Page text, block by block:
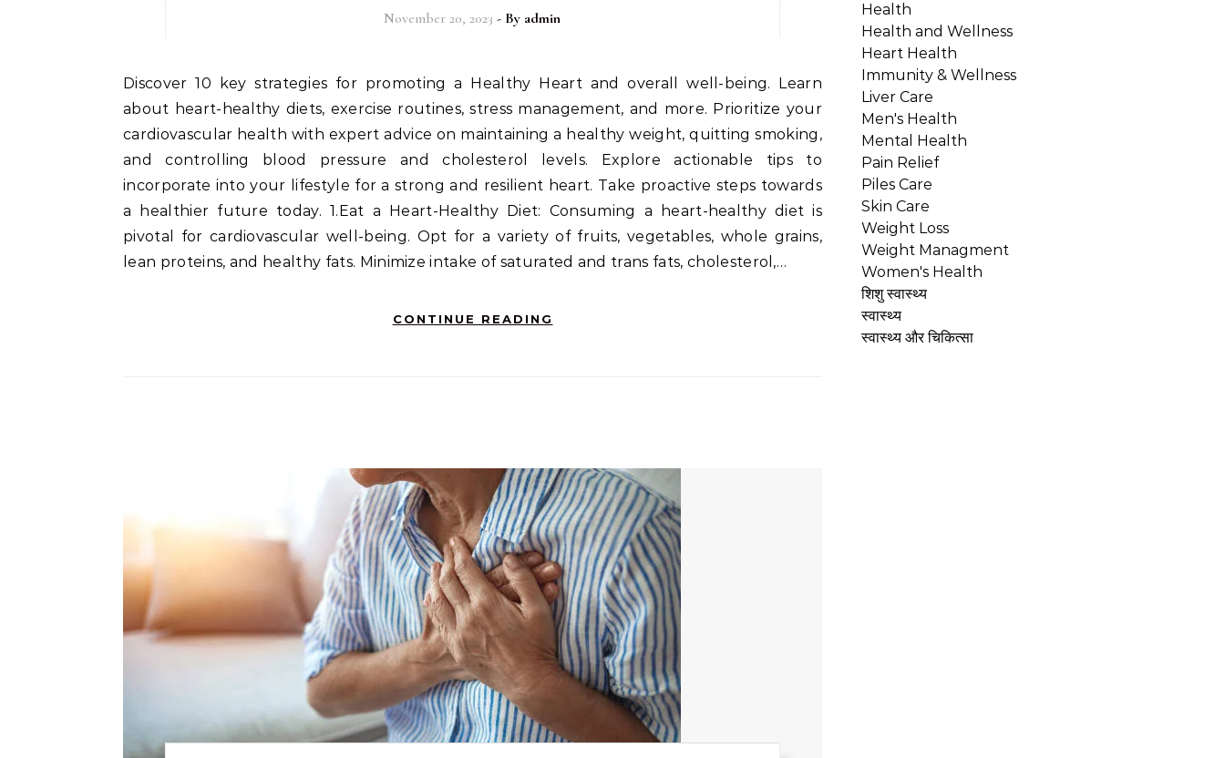
November 20, 2023 - By admin
Discover 10 key strategies for promoting a Healthy Heart and overall well-being. Learn
about heart-healthy diets, exercise routines, stress management, and more. Prioritize your
cardiovascular health with expert advice on maintaining a healthy weight, quitting smoking,
and controlling blood pressure and cholesterol levels. Explore actionable tips to
incorporate into your lifestyle for a strong and resilient heart. Take proactive steps towards
a healthier future today. 1.Eat a Heart-Healthy Diet: Consuming a heart-healthy diet is
pivotal for cardiovascular well-being. Opt for a variety of fruits, vegetables, whole grains,
lean proteins, and healthy fats. Minimize intake of saturated and trans fats, cholesterol,…
CONTINUE READING
Health
Health and Wellness
Heart Health
Immunity & Wellness
Liver Care
Men's Health
Mental Health
Pain Relief
Piles Care
Skin Care
Weight Loss
Weight Managment
Women's Health
शिशु स्वास्थ्य
स्वास्थ्य
स्वास्थ्य और चिकित्सा